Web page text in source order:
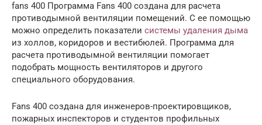
fans 400 Программа Fans 400 создана для расчета
противодымной вентиляции помещений. С ее помощью
можно определить показатели системы удаления дыма
из холлов, коридоров и вестибюлей. Программа для
расчета противодымной вентиляции помогает
подобрать мощность вентиляторов и другого
специального оборудования.
Fans 400 создана для инженеров-проектировщиков,
пожарных инспекторов и студентов профильных